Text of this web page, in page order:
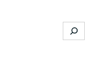
Search